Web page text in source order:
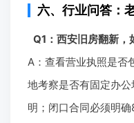
六、行业问答：
Q1：西安旧房翻新，
A：查看营业执照是否
地考察是否有固定办
明；闭口合同必须明